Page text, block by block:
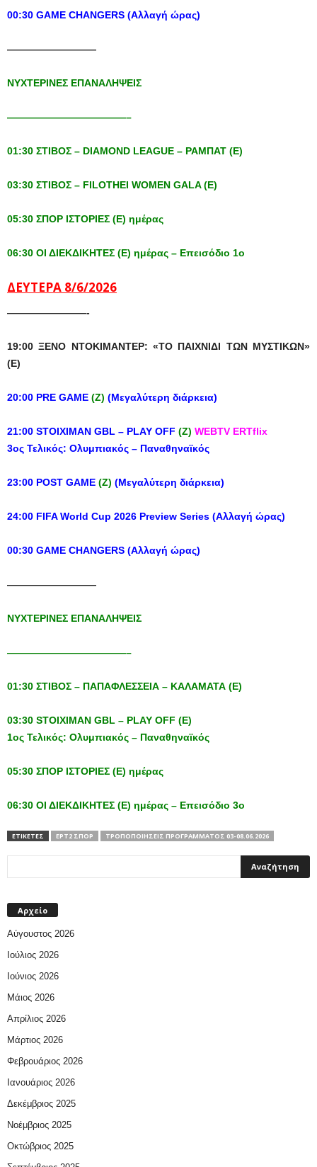
00:30 GAME CHANGERS (Aλλαγή ώρας)
—————————
ΝΥΧΤΕΡΙΝΕΣ ΕΠΑΝΑΛΗΨΕΙΣ
————————————–
01:30 ΣΤΙΒΟΣ – DIAMOND LEAGUE – ΡΑΜΠΑΤ (Ε)
03:30 ΣΤΙΒΟΣ – FILOTHEI WOMEN GALA (Ε)
05:30 ΣΠΟΡ ΙΣΤΟΡΙΕΣ (Ε) ημέρας
06:30 ΟΙ ΔΙΕΚΔΙΚΗΤΕΣ (Ε) ημέρας – Επεισόδιο 1ο
ΔΕΥΤΕΡΑ 8/6/2026
————————-
19:00 ΞΕΝΟ ΝΤΟΚΙΜΑΝΤΕΡ: «ΤΟ ΠΑΙΧΝΙΔΙ ΤΩΝ ΜΥΣΤΙΚΩΝ»
(Ε)
20:00 PRE GAME (Z) (Μεγαλύτερη διάρκεια)
21:00 STOIXIMAN GBL – PLAY OFF (Z) WEBTV ERTflix
3ος Τελικός: Ολυμπιακός – Παναθηναϊκός
23:00 POST GAME (Z) (Μεγαλύτερη διάρκεια)
24:00 FIFA World Cup 2026 Preview Series (Αλλαγή ώρας)
00:30 GAME CHANGERS (Aλλαγή ώρας)
—————————
ΝΥΧΤΕΡΙΝΕΣ ΕΠΑΝΑΛΗΨΕΙΣ
————————————–
01:30 ΣΤΙΒΟΣ – ΠΑΠΑΦΛΕΣΣΕΙΑ – ΚΑΛΑΜΑΤΑ (Ε)
03:30 STOIXIMAN GBL – PLAY OFF (Ε)
1ος Τελικός: Ολυμπιακός – Παναθηναϊκός
05:30 ΣΠΟΡ ΙΣΤΟΡΙΕΣ (Ε) ημέρας
06:30 ΟΙ ΔΙΕΚΔΙΚΗΤΕΣ (Ε) ημέρας – Επεισόδιο 3ο
ΕΤΙΚΕΤΕΣ ΕΡΤ2 ΣΠΟΡ ΤΡΟΠΟΠΟΙΉΣΕΙΣ ΠΡΟΓΡΆΜΜΑΤΟΣ 03-08.06.2026
Αρχείο
Αύγουστος 2026
Ιούλιος 2026
Ιούνιος 2026
Μάιος 2026
Απρίλιος 2026
Μάρτιος 2026
Φεβρουάριος 2026
Ιανουάριος 2026
Δεκέμβριος 2025
Νοέμβριος 2025
Οκτώβριος 2025